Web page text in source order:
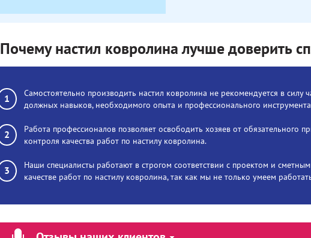
Почему настил ковролина лучше доверить
Самостоятельно производить настил ковролина не рекомендуется в силу
должных навыков, необходимого опыта и профессионального
Работа профессионалов позволяет освободить хозяев от обязательного
контроля качества работ по настилу ковролина.
Наши специалисты работают в строгом соответствии с проектом и
качестве работ по настилу ковролина, так как мы не только умеем